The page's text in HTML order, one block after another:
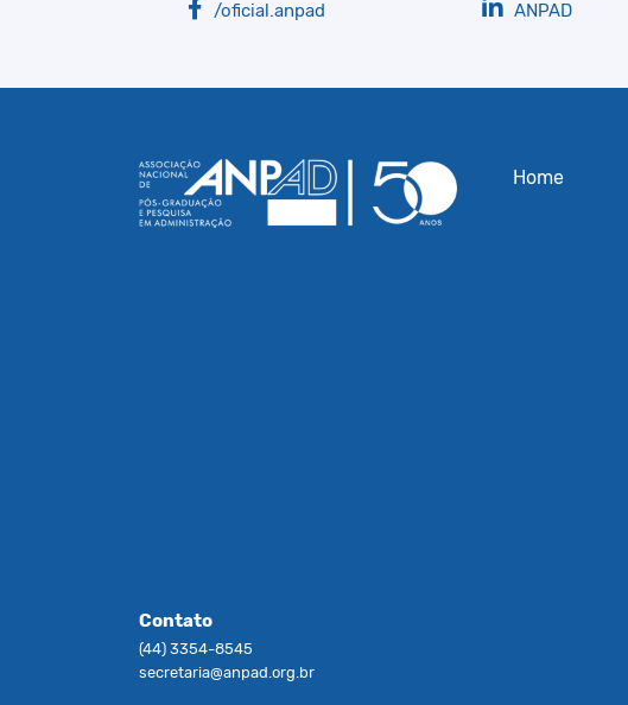
/oficial.anpad ANPAD
Home
Contato
(44) 3354-8545
secretaria@anpad.org.br